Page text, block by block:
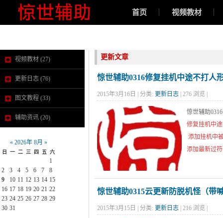
首页 视频教材
视频教材 (27)
更新日志 (76)
图文教程 (33)
辅助资讯 (20)
« 2026年 8月 »
日 一 二 三 四 五 六
1
2
3 4 5 6 7
8
9
10 11 12 13 14 15
16 17 18 19 20 21 22
23 24 25 26 27 28 29
30 31
更新文章
惊世辅助0316修复挂机中途不打人
2015年3月16日 | 分类: 更新日志 | 276 浏览 |
惊世辅助
修复挂机中
添加挂机中
添加最新过
惊世辅助0315云更新防脱机怪（带
2015年3月15日 | 分类: 更新日志 | 216 浏览 |